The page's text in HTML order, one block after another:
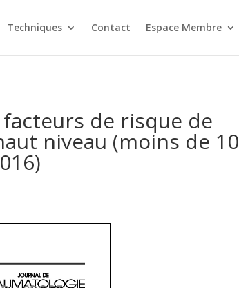
Techniques Contact Espace Membre
de risque de
niveau (moins de 10